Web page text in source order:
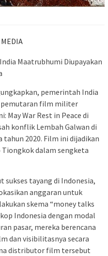
Maatrubhumi Diupayakan
pemerintah India
pemutaran film militer
May War Rest in Peace di
konflik Lembah Galwan di
2020. Film ini dijadikan
dalam sengketa
tayang di Indonesia,
anggaran untuk
skema “money talks
Indonesia dengan modal
pasar, mereka berencana
dan visibilitasnya secara
distributor film tersebut